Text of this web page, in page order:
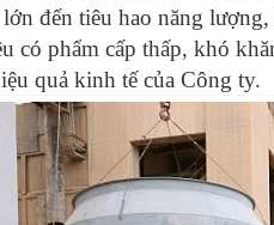
đến tiêu hao năng
có phẩm cấp thấp, khó
quả kinh tế của Công ty.